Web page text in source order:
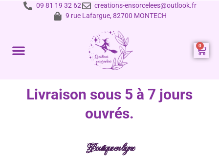
09 81 19 32 62
creations-ensorcelees@outlook.fr
9 rue Lafargue, 82700 MONTECH
Livraison sous 5 à 7 jours
ouvrés.
Boutique en ligne